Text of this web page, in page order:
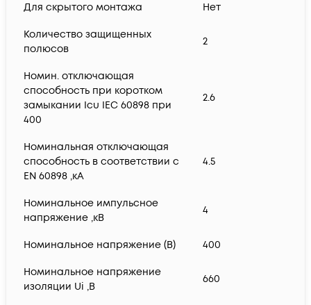
Для скрытого монтажа Нет
Количество защищенных
полюсов
2
Номин. отключающая
способность при коротком
замыкании Icu IEC 60898 при
400
2.6
Номинальная отключающая
способность в соответствии с
EN 60898 ,кА
4.5
Номинальное импульсное
напряжение ,кВ
4
Номинальное напряжение (В) 400
Номинальное напряжение
изоляции Ui ,В
660